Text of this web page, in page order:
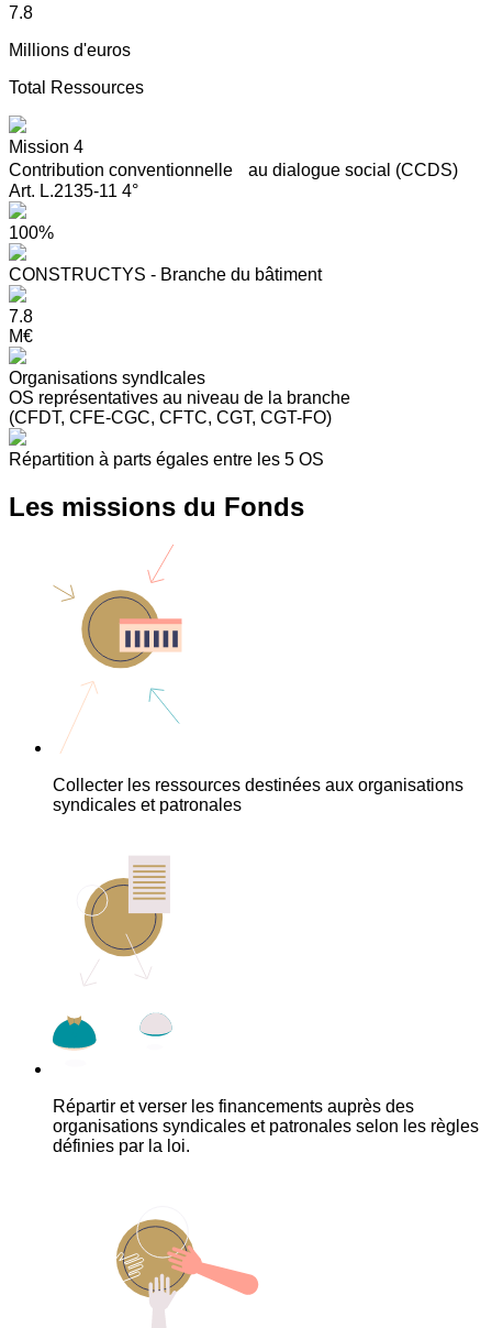
7.8
Millions d'euros
Total Ressources
Mission 4
Contribution conventionnelle au dialogue social (CCDS)
Art. L.2135-11 4°
100%
CONSTRUCTYS - Branche du bâtiment
7.8
M€
Organisations syndIcales
OS représentatives au niveau de la branche
(CFDT, CFE-CGC, CFTC, CGT, CGT-FO)
Répartition à parts égales entre les 5 OS
Les missions du Fonds
Collecter les ressources destinées aux organisations
syndicales et patronales
Répartir et verser les financements auprès des
organisations syndicales et patronales selon les règles
définies par la loi.